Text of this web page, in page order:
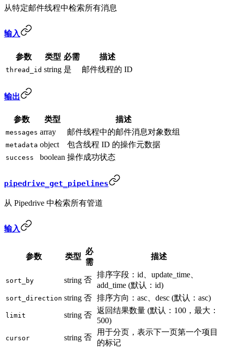
从特定邮件线程中检索所有消息
输入
参数 类型 必需 描述
thread_id string 是 邮件线程的 ID
输出
参数 类型 描述
messages array 邮件线程中的邮件消息对象数组
metadata object 包含线程 ID 的操作元数据
success boolean 操作成功状态
pipedrive_get_pipelines
从 Pipedrive 中检索所有管道
输入
参数 类型
必
需
描述
sort_by string 否
排序字段：id、update_time、
add_time (默认：id)
sort_direction string 否 排序方向：asc、desc (默认：asc)
limit string 否
返回结果数量 (默认：100，最大：
500)
cursor string 否
用于分页，表示下一页第一个项目
的标记